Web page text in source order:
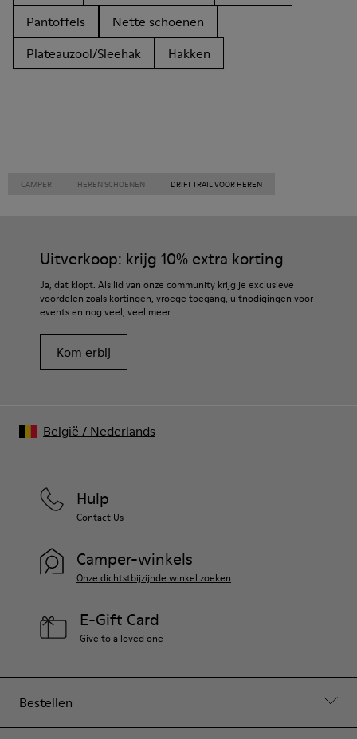
Pantoffels
Nette schoenen
Plateauzool/Sleehak
Hakken
CAMPER HEREN SCHOENEN DRIFT TRAIL VOOR HEREN
Uitverkoop: krijg 10% extra korting
Ja, dat klopt. Als lid van onze community krijg je exclusieve
voordelen zoals kortingen, vroege toegang, uitnodigingen voor
events en nog veel, veel meer.
Kom erbij
Bestellen
Hulp
Contact Us
Camper-winkels
Onze dichtstbijzijnde winkel zoeken
E-Gift Card
Give to a loved one
België / Nederlands